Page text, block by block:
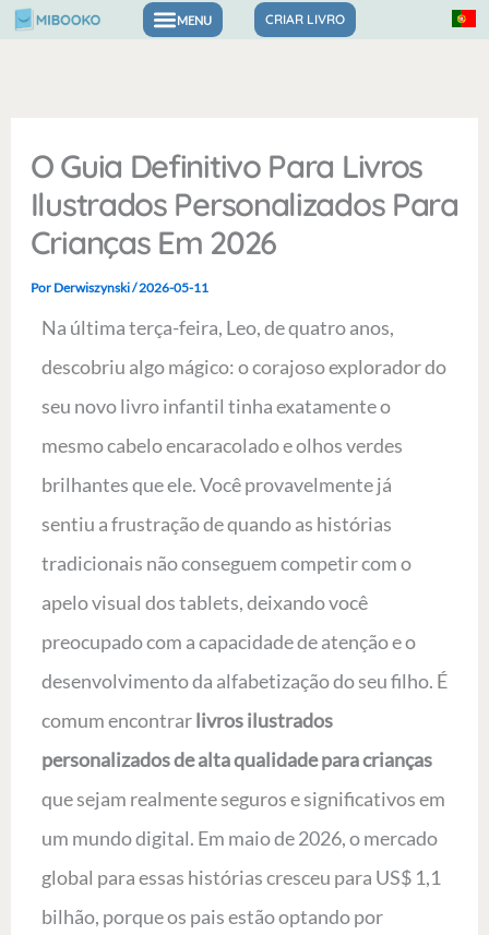
CRIAR LIVRO
O Guia Definitivo Para Livros
Ilustrados Personalizados Para
Crianças Em 2026
Por Derwiszynski/2026-05-11
Na última terça-feira, Leo, de quatro anos,
descobriu algo mágico: o corajoso explorador do
seu novo livro infantil tinha exatamente o
mesmo cabelo encaracolado e olhos verdes
brilhantes que ele. Você provavelmente já
sentiu a frustração de quando as histórias
tradicionais não conseguem competir com o
apelo visual dos tablets, deixando você
preocupado com a capacidade de atenção e o
desenvolvimento da alfabetização do seu filho. É
comum encontrarlivros ilustrados
personalizados de alta qualidade para crianças
que sejam realmente seguros e significativos em
um mundo digital. Em maio de 2026, o mercado
global para essas histórias cresceu para US$ 1,1
bilhão, porque os pais estão optando por